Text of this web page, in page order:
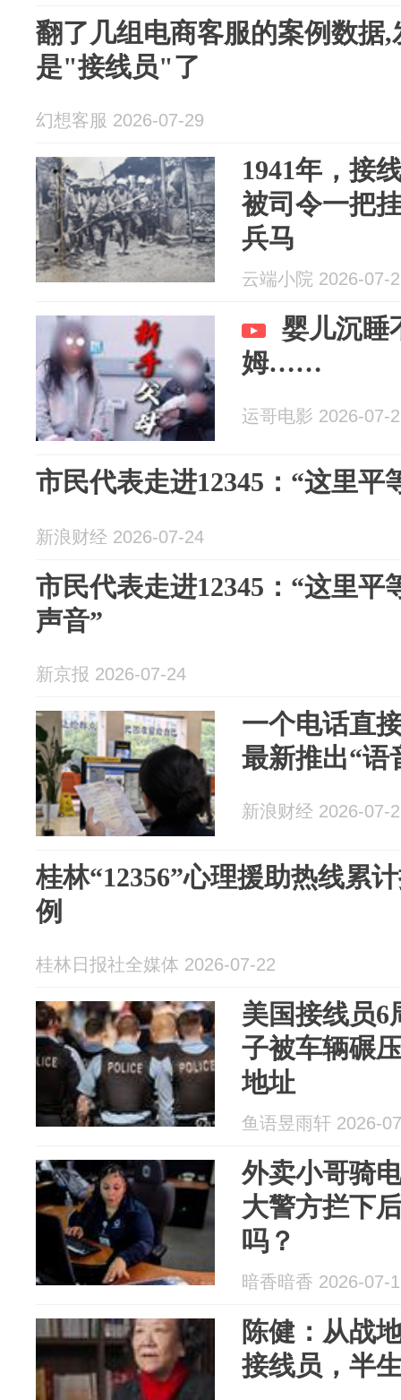
翻了几组电商客服的案例数据
是"接线员"了
幻想客服 2026-07-29
1941年，接
被司令一把
兵马
云端小院 2026-07-
婴儿沉睡
姆……
运哥电影 2026-07-
市民代表走进12345：“这里平
新浪财经 2026-07-24
市民代表走进12345：“这里平
声音”
新京报 2026-07-24
一个电话直
最新推出“语
新浪财经 2026-07-
桂林“12356”心理援助热线累
例
桂林日报社全媒体 2026-07-22
美国接线员6
子被车辆碾
地址
鱼语昱雨轩 2026-
外卖小哥骑
大警方拦下
吗？
暗香暗香 2026-07-
陈健：从战
接线员，半